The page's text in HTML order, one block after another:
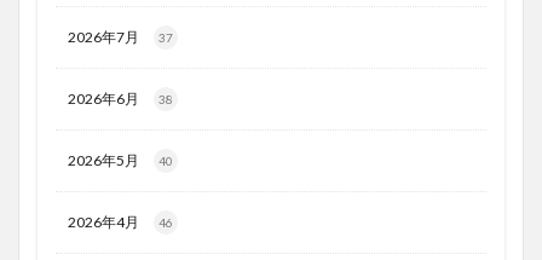
2026年7月 37
2026年6月 38
2026年5月 40
2026年4月 46